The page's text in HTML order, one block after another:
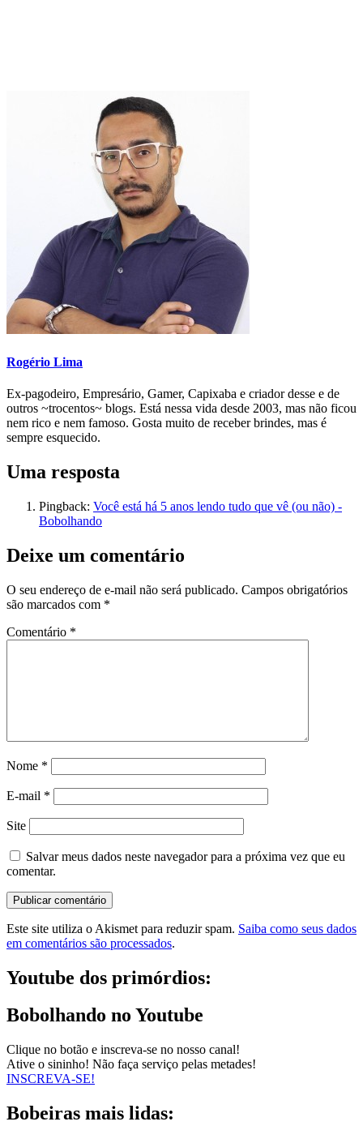
Rogério Lima
Ex-pagodeiro, Empresário, Gamer, Capixaba e criador desse e de
outros ~trocentos~ blogs. Está nessa vida desde 2003, mas não ficou
nem rico e nem famoso. Gosta muito de receber brindes, mas é
sempre esquecido.
Uma resposta
Pingback: Você está há 5 anos lendo tudo que vê (ou não) -
Bobolhando
Deixe um comentário
O seu endereço de e-mail não será publicado. Campos obrigatórios
são marcados com *
Comentário *
Nome *
E-mail *
Site
Salvar meus dados neste navegador para a próxima vez que eu
comentar.
Este site utiliza o Akismet para reduzir spam. Saiba como seus dados
em comentários são processados.
Youtube dos primórdios:
Bobolhando no Youtube
Clique no botão e inscreva-se no nosso canal!
Ative o sininho! Não faça serviço pelas metades!
INSCREVA-SE!
Bobeiras mais lidas: